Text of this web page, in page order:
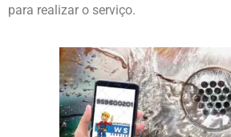
para realizar o serviço.